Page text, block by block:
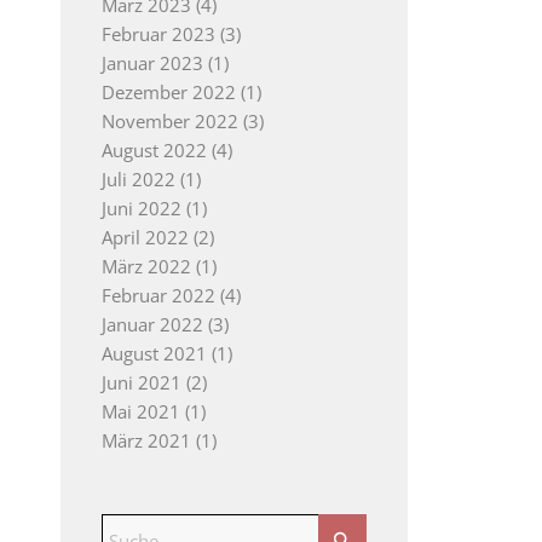
März 2023 (4)
Februar 2023 (3)
Januar 2023 (1)
Dezember 2022 (1)
November 2022 (3)
August 2022 (4)
Juli 2022 (1)
Juni 2022 (1)
April 2022 (2)
März 2022 (1)
Februar 2022 (4)
Januar 2022 (3)
August 2021 (1)
Juni 2021 (2)
Mai 2021 (1)
März 2021 (1)